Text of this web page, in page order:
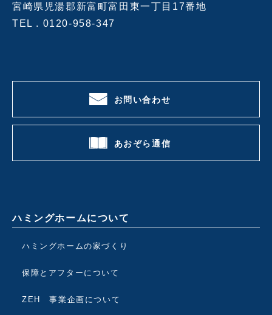
宮崎県児湯郡新富町富田東一丁目17番地
TEL . 0120-958-347
お問い合わせ
あおぞら通信
ハミングホームについて
ハミングホームの家づくり
保障とアフターについて
ZEH 事業企画について